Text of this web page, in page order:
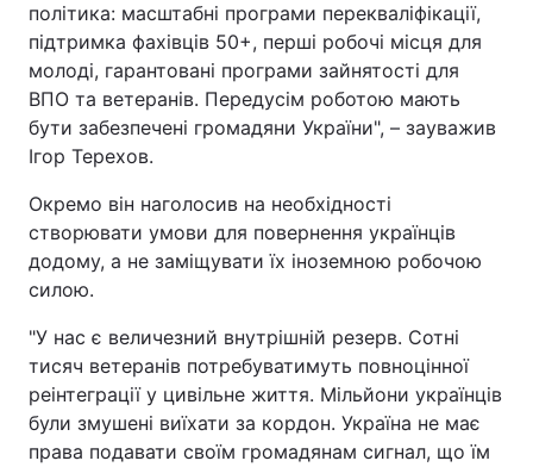
політика: масштабні програми перекваліфікації,
підтримка фахівців 50+, перші робочі місця для
молоді, гарантовані програми зайнятості для
ВПО та ветеранів. Передусім роботою мають
бути забезпечені громадяни України", – зауважив
Ігор Терехов.
Окремо він наголосив на необхідності
створювати умови для повернення українців
додому, а не заміщувати їх іноземною робочою
силою.
"У нас є величезний внутрішній резерв. Сотні
тисяч ветеранів потребуватимуть повноцінної
реінтеграції у цивільне життя. Мільйони українців
були змушені виїхати за кордон. Україна не має
права подавати своїм громадянам сигнал, що їм